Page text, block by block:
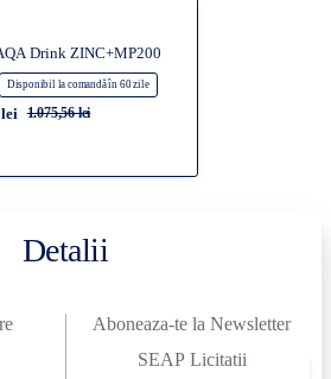
Drink ZINC+MP200
Disponibil la comandă în 60 zile
lei 1.075,56 lei
Detalii
Aboneaza-te la Newsletter
SEAP Licitatii